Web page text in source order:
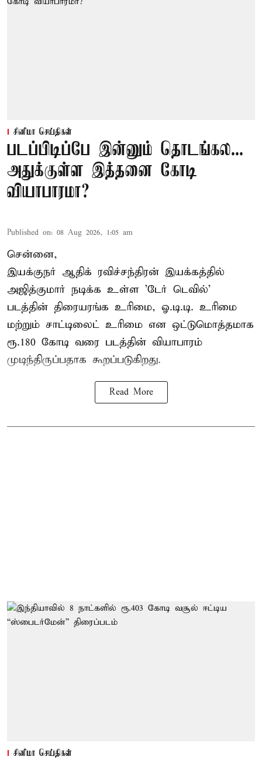
சினிமா செய்திகள்
படப்பிடிப்பே இன்னும் தொடங்கல...
அதுக்குள்ள இத்தனை கோடி
வியாபாரமா?
Published on: 08 Aug 2026, 1:05 am
சென்னை,
இயக்குநர் ஆதிக் ரவிச்சந்திரன் இயக்கத்தில்
அஜித்குமார் நடிக்க உள்ள 'டேர் டெவில்'
படத்தின் திரையரங்க உரிமை, ஓ.டி.டி. உரிமை
மற்றும் சாட்டிலைட் உரிமை என ஒட்டுமொத்தமாக
ரூ.180 கோடி வரை படத்தின் வியாபாரம்
முடிந்திருப்பதாக கூறப்படுகிறது.
Read More
சினிமா செய்திகள்